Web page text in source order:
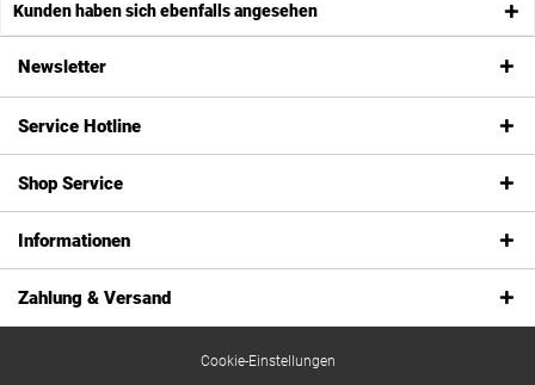
Kunden haben sich ebenfalls angesehen
Newsletter
Service Hotline
Shop Service
Informationen
Zahlung & Versand
Cookie-Einstellungen